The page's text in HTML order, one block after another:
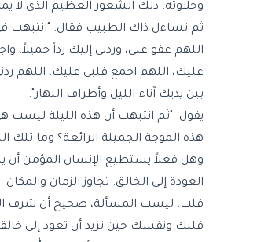
وحلاوته. ذلك الشعور العظيم الذي لا
ثم تساءل ذاك الطبيب فقال: "انتبهت في
اللهم عفو عني، وردني إليك رداً
عليك، اللهم اجمع قلبي عليك، اللهم
بين يديك آناء الليل وأطراف النهار".
يقول: "ثم انتبهت أن هذه الليلة ليست
هذه الموجة الجميلة الرائعة؟ وما
وهل فعلاً يستطيع الإنسان المؤمن أن
العودة إلى الخالق: تجاوز الزمان والمكان
قلت: ليست المسألة، صحيح أن شرف
قلبك ونفسك حين تريد أن تعود إلى